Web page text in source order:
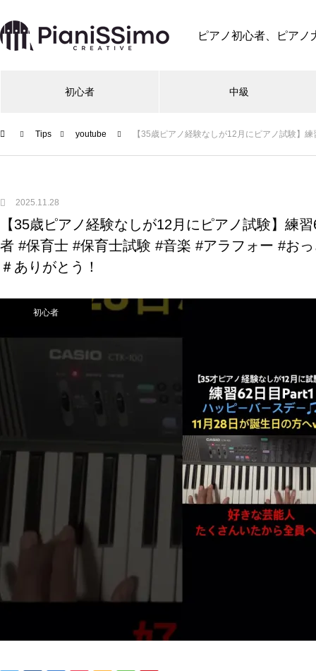
ピアノ初心者、ピアノ
初心者 中級
Tips youtube 【35歳ピアノ経験なしが12月にピアノ試験】練
2025.11.28
【35歳ピアノ経験なしが12月にピアノ試験】練
者 #保育士 #保育士試験 #音楽 #アラフォー #お
＃ありがとう！
初心者